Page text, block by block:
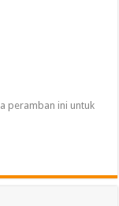
peramban ini untuk